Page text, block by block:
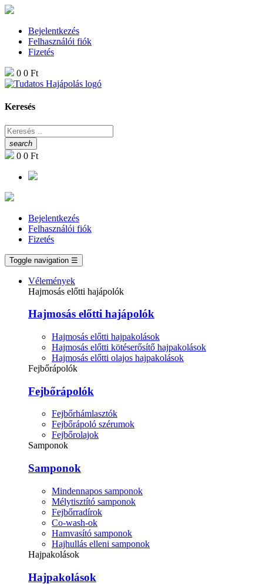
Bejelentkezés
Felhasználói fiók
Fizetés
0 0 Ft
Keresés
search
0 0 Ft
Bejelentkezés
Felhasználói fiók
Fizetés
Toggle navigation ☰
Vélemények
Hajmosás előtti hajápolók
Hajmosás előtti hajápolók
Hajmosás előtti hajpakolások
Hajmosás előtti kötéserősítő hajpakolások
Hajmosás előtti olajos hajpakolások
Fejbőrápolók
Fejbőrápolók
Fejbőrhámlasztók
Fejbőrápoló szérumok
Fejbőrolajok
Samponok
Samponok
Mindennapos samponok
Mélytisztító samponok
Fejbőrradírok
Co-wash-ok
Hamvasító samponok
Hajhullás elleni samponok
Hajpakolások
Hajpakolások